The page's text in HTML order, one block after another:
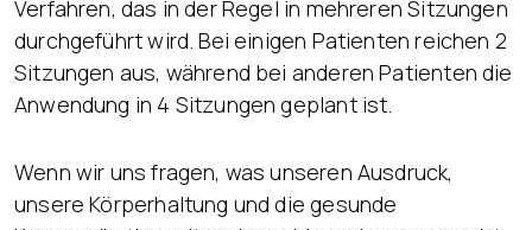
Verfahren, das in der Regel in mehreren Sitzungen
durchgeführt wird. Bei einigen Patienten reichen 2
Sitzungen aus, während bei anderen Patienten die
Anwendung in 4 Sitzungen geplant ist.
Wenn wir uns fragen, was unseren Ausdruck,
unsere Körperhaltung und die gesunde